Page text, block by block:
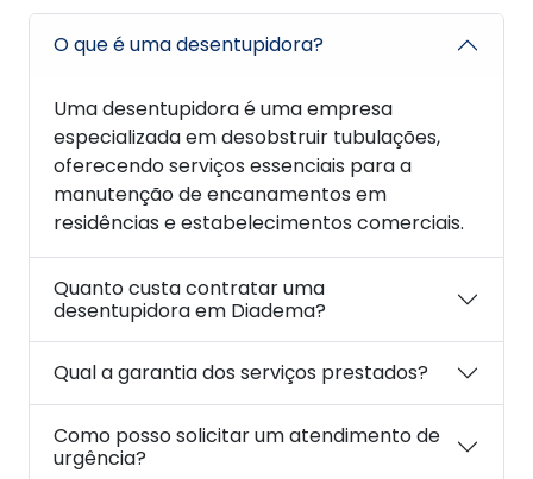
O que é uma desentupidora?
Uma desentupidora é uma empresa
especializada em desobstruir tubulações,
oferecendo serviços essenciais para a
manutenção de encanamentos em
residências e estabelecimentos comerciais.
Quanto custa contratar uma
desentupidora em Diadema?
Qual a garantia dos serviços prestados?
Como posso solicitar um atendimento de
urgência?